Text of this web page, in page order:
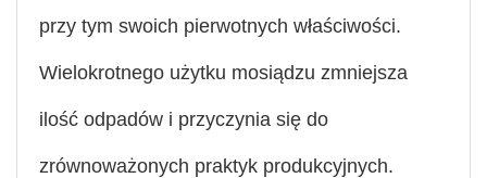
przy tym swoich pierwotnych właściwości.
Wielokrotnego użytku mosiądzu zmniejsza
ilość odpadów i przyczynia się do
zrównoważonych praktyk produkcyjnych.